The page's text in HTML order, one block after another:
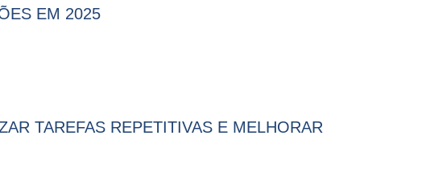
EM 2025
TAREFAS REPETITIVAS E MELHORAR